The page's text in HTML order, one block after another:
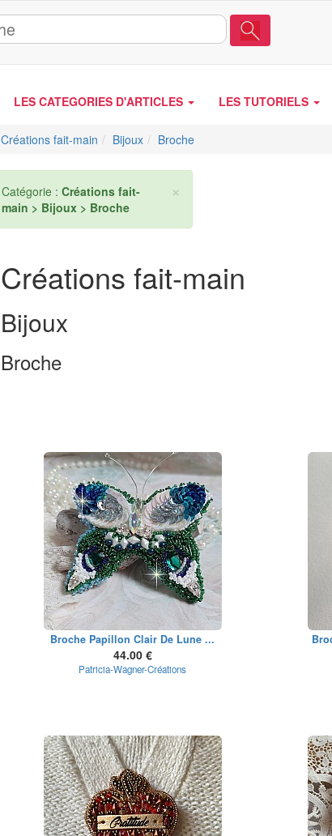
LES CATEGORIES D'ARTICLES LES TUTORIELS
Créations fait-main Bijoux Broche
×
Catégorie : Créations fait-
main > Bijoux > Broche
Créations fait-main
Bijoux
Broche
Broche Papillon Clair De Lune ...
44.00 €
Patricia-Wagner-Créations